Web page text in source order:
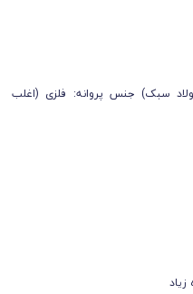
سبک) جنس پروانه: فلزی (اغلب